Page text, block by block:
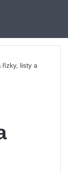
řízky, listy a